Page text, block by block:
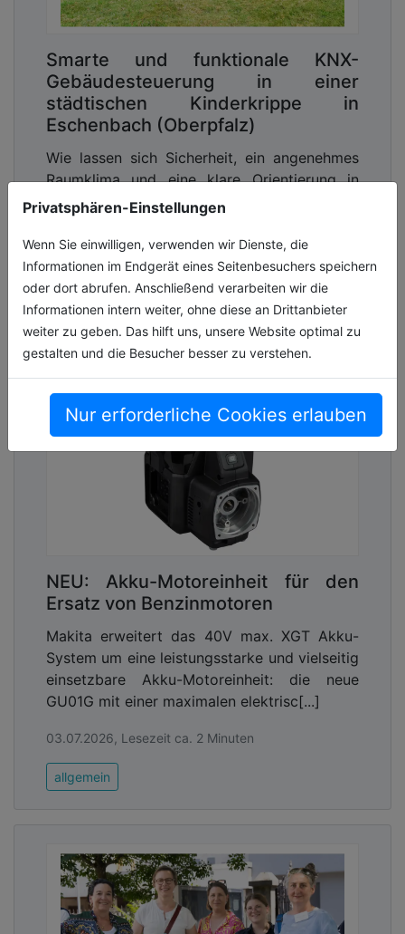
Privatsphären-Einstellungen
Wenn Sie einwilligen, verwenden wir Dienste, die
Informationen im Endgerät eines Seitenbesuchers speichern
oder dort abrufen. Anschließend verarbeiten wir die
Informationen intern weiter, ohne diese an Drittanbieter
weiter zu geben. Das hilft uns, unsere Website optimal zu
gestalten und die Besucher besser zu verstehen.
Nur erforderliche Cookies erlauben
Smarte und funktionale KNX-
Gebäudesteuerung in einer
städtischen Kinderkrippe in
Eschenbach (Oberpfalz)
Wie lassen sich Sicherheit, ein angenehmes
Raumklima und eine klare Orientierung in
einer Kinderkrippe für viele Kinder und das
pädagogische Team gleichermaßen [...]
06.07.2026, Lesezeit ca. 6 Minuten
allgemein
NEU: Akku-Motoreinheit für den
Ersatz von Benzinmotoren
Makita erweitert das 40V max. XGT Akku-
System um eine leistungsstarke und vielseitig
einsetzbare Akku-Motoreinheit: die neue
GU01G mit einer maximalen elektrisc[...]
03.07.2026, Lesezeit ca. 2 Minuten
allgemein